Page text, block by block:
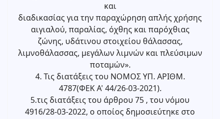
και
διαδικασίας για την παραχώρηση απλής χρήσης
αιγιαλού, παραλίας, όχθης και παρόχθιας
ζώνης, υδάτινου στοιχείου θάλασσας,
λιμνοθάλασσας, μεγάλων λιμνών και πλεύσιμων
ποταμών».
4. Τις διατάξεις του ΝΟΜΟΣ ΥΠ. ΑΡΙΘΜ.
4787(ΦΕΚ Α' 44/26-03-2021).
5.τις διατάξεις του άρθρου 75 , του νόμου
4916/28-03-2022, ο οποίος δημοσιεύτηκε στο